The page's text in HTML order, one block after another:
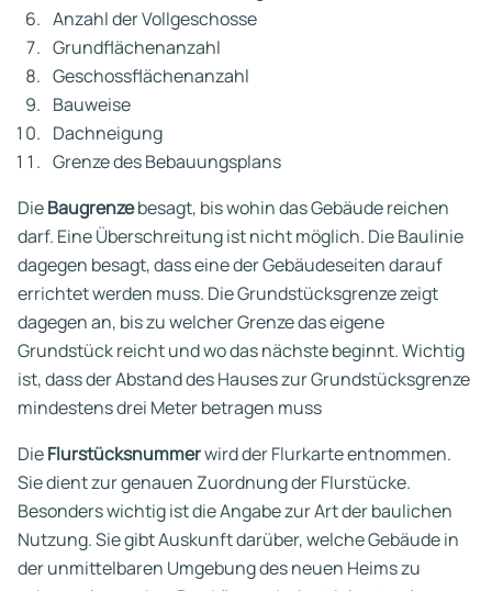
Anzahl der Vollgeschosse
Grundflächenanzahl
Geschossflächenanzahl
Bauweise
Dachneigung
Grenze des Bebauungsplans
DieBaugrenzebesagt, bis wohin das Gebäude reichen
darf. Eine Überschreitung ist nicht möglich. Die Baulinie
dagegen besagt, dass eine der Gebäudeseiten darauf
errichtet werden muss. Die Grundstücksgrenze zeigt
dagegen an, bis zu welcher Grenze das eigene
Grundstück reicht und wo das nächste beginnt. Wichtig
ist, dass der Abstand des Hauses zur Grundstücksgrenze
mindestens drei Meter betragen muss
DieFlurstücksnummerwird der Flurkarte entnommen.
Sie dient zur genauen Zuordnung der Flurstücke.
Besonders wichtig ist die Angabe zur Art der baulichen
Nutzung. Sie gibt Auskunft darüber, welche Gebäude in
der unmittelbaren Umgebung des neuen Heims zu